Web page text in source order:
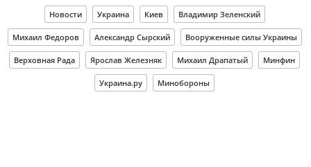
Новости Украина Киев Владимир Зеленский
Михаил Федоров Александр Сырский Вооруженные силы Украины
Верховная Рада Ярослав Железняк Михаил Драпатый Минфин
Украина.ру Минобороны